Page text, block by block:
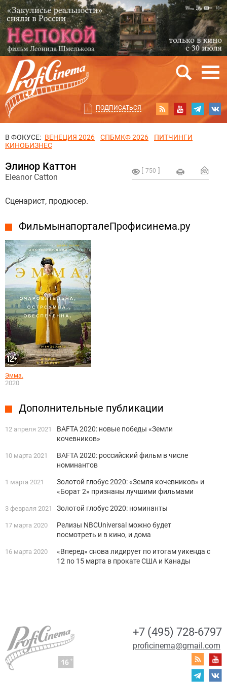
ПОДПИСАТЬСЯ
В ФОКУСЕ: ВЕНЕЦИЯ 2026 СПБМКФ 2026
ПИТЧИНГИ
КИНОБИЗНЕС
750
Элинор Каттон
Eleanor Catton
Сценарист, продюсер.
Фильмы на портале Профисинема.ру
Эмма.
2020
Дополнительные публикации
12 апреля 2021
BAFTA 2020: новые победы «Земли
кочевников»
10 марта 2021
BAFTA 2020: российский фильм в числе
номинантов
1 марта 2021
Золотой глобус 2020: «Земля кочевников» и
«Борат 2» признаны лучшими фильмами
3 февраля 2021 Золотой глобус 2020: номинанты
17 марта 2020
Релизы NBCUniversal можно будет
посмотреть и в кино, и дома
16 марта 2020
«Вперед» снова лидирует по итогам уикенда с
12 по 15 марта в прокате США и Канады
+7 (495) 728-6797
proficinema@gmail.com